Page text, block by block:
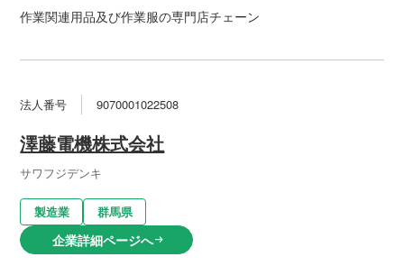
作業関連用品及び作業服の専門店チェーン
法人番号 9070001022508
澤藤電機株式会社
サワフジデンキ
製造業 群馬県
企業詳細ページへarrow_right_alt